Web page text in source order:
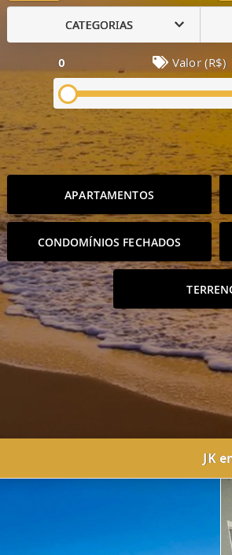
CATEGORIAS
0 Valor (R$)
APARTAMENTOS
CONDOMÍNIOS FECHADOS
JK